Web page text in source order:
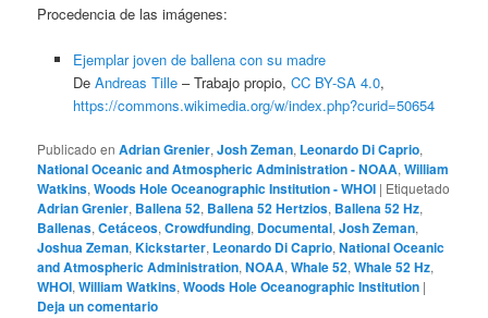
Procedencia de las imágenes:
Ejemplar joven de ballena con su madre
De Andreas Tille–Trabajo propio, CC BY-SA 4.0,
https://commons.wikimedia.org/w/index.php?curid=50654
Publicado en Adrian Grenier,Josh Zeman, Leonardo Di Caprio,
National Oceanic and Atmospheric Administration - NOAA,William
Watkins,Woods Hole Oceanographic Institution - WHOI | Etiquetado
Adrian Grenier, Ballena 52, Ballena 52 Hertzios, Ballena 52 Hz,
Ballenas,Cetáceos,Crowdfunding, Documental,Josh Zeman,
Joshua Zeman,Kickstarter, Leonardo Di Caprio,National Oceanic
and Atmospheric Administration,NOAA,Whale 52,Whale 52 Hz,
WHOI,William Watkins,Woods Hole Oceanographic Institution |
Deja un comentario